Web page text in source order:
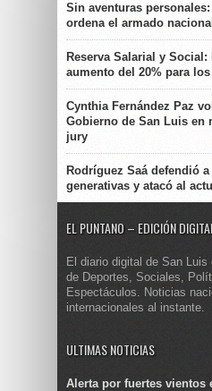
Sin aventuras
ordena el armado nacional
Reserva Salarial y
aumento del 20% para
Cynthia Fernández Paz
Gobierno de San Luis en
jury
Rodríguez Saá defendió
generativas y atacó al
EL PUNTANO – EDICIÓN
El diario digital de San
de Deportes, Sociales,
Espectáculos. Noticias
internacionales al instante.
ULTIMAS NOTICIAS
Alerta por fuertes vientos